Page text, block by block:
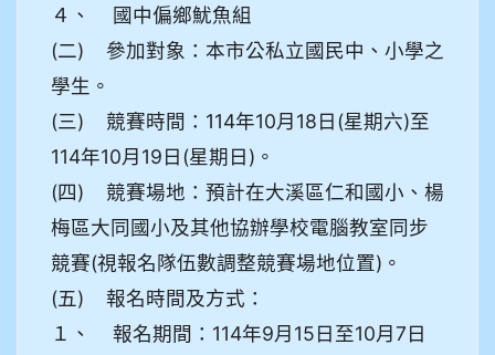
４、 國中偏鄉魷魚組
(二) 參加對象：本市公私立國民中、小學之
學生。
(三) 競賽時間：114年10月18日(星期六)至
114年10月19日(星期日)。
(四) 競賽場地：預計在大溪區仁和國小、楊
梅區大同國小及其他協辦學校電腦教室同步
競賽(視報名隊伍數調整競賽場地位置)。
(五) 報名時間及方式：
１、 報名期間：114年9月15日至10月7日